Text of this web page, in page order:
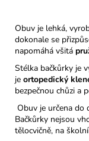
Obuv je lehká,
dokonale se
napomáhá všitá
Stélka bačkůrky je
je ortopedický
bezpečnou chůzi a
Obuv je určena do
Bačkůrky nejsou
tělocvičně, na